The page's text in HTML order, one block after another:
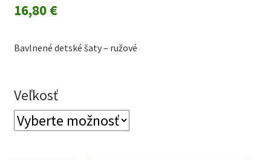
16,80 €
Bavlnené detské šaty – ružové
Veľkosť